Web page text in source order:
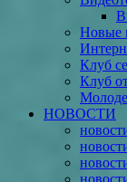
Новые
Клуб
Клуб
НОВОСТИ